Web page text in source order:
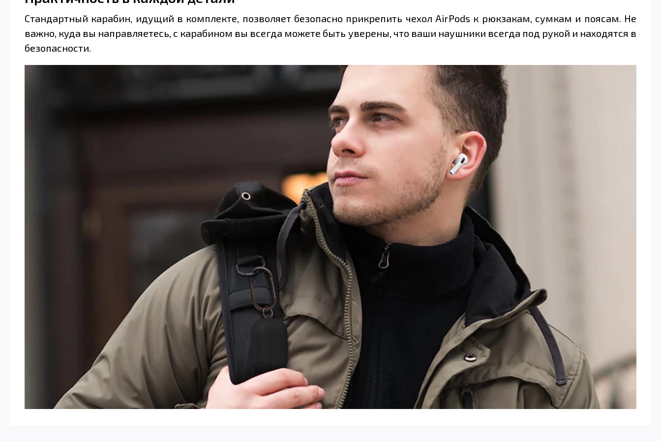
Стандартный карабин, идущий в комплекте, позволяет безопасно прикрепить чехол AirPods к рюкзакам, сумкам и поясам. Не
важно, куда вы направляетесь, с карабином вы всегда можете быть уверены, что ваши наушники всегда под рукой и находятся в
безопасности.